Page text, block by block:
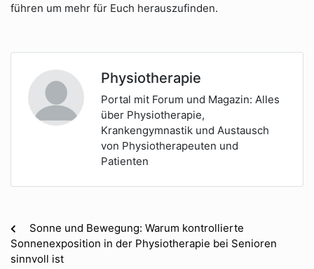
führen um mehr für Euch herauszufinden.
Physiotherapie
Portal mit Forum und Magazin: Alles
über Physiotherapie,
Krankengymnastik und Austausch
von Physiotherapeuten und
Patienten
Sonne und Bewegung: Warum kontrollierte
Sonnenexposition in der Physiotherapie bei Senioren
sinnvoll ist